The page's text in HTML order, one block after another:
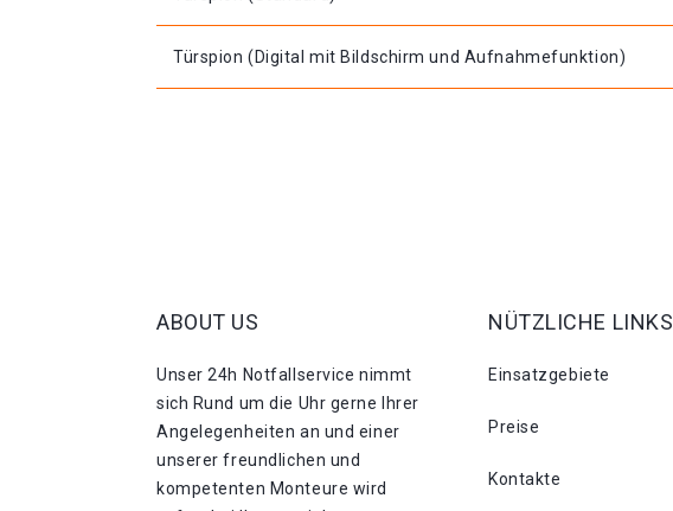
Türspion (Digital mit Bildschirm und Aufnahmefunktion)
ABOUT US
Unser 24h Notfallservice nimmt
sich Rund um die Uhr gerne Ihrer
Angelegenheiten an und einer
unserer freundlichen und
kompetenten Monteure wird
NÜTZLICHE LINKS
Einsatzgebiete
Preise
Kontakte